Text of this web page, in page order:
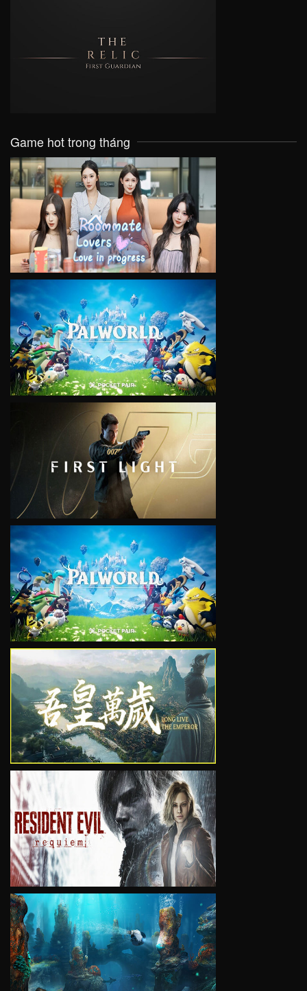
VIEW
Game hot trong tháng
VIEW
VIEW
VIEW
VIEW
VIEW
VIEW
VIEW